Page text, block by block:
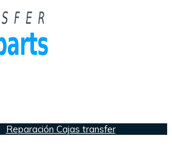
Reparación Cajas transfer